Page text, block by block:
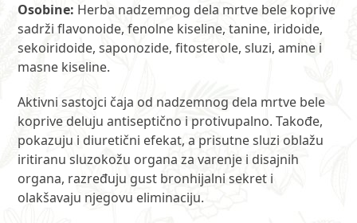
Osobine: Herba nadzemnog dela mrtve bele koprive
sadrži flavonoide, fenolne kiseline, tanine, iridoide,
sekoiridoide, saponozide, fitosterole, sluzi, amine i
masne kiseline.
Aktivni sastojci čaja od nadzemnog dela mrtve bele
koprive deluju antiseptično i protivupalno. Takođe,
pokazuju i diuretični efekat, a prisutne sluzi oblažu
iritiranu sluzokožu organa za varenje i disajnih
organa, razređuju gust bronhijalni sekret i
olakšavaju njegovu eliminaciju.